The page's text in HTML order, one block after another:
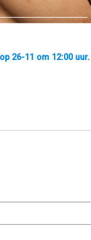
26-11 om 12:00